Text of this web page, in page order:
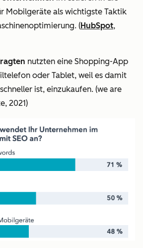
Mobilgeräte als wichtigste Taktik
(HubSpot,
nutzten eine Shopping-App
oder Tablet, weil es damit
ist, einzukaufen. (we are
2021)